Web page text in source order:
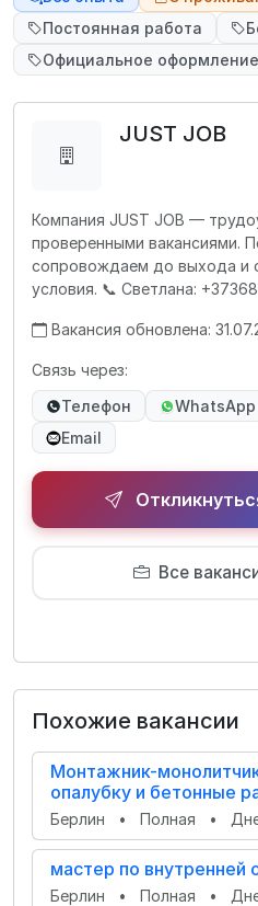
Постоянная работа
Официальное оформление
JUST JOB
Компания JUST JOB —
проверенными вакансиями.
сопровождаем до выхода и
условия. 📞 Светлана:
Вакансия обновлена:
Связь через:
Телефон
WhatsApp
Email
Все
Похожие вакансии
Монтажник-
опалубку и бетонные
Берлин • Полная •
мастер по внутренней
Берлин • Полная •